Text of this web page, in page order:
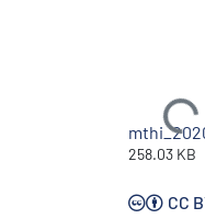
Ladataan...
258.03 KB
CC